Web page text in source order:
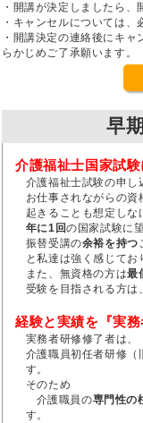
・開講が決定しましたら、
・キャンセルについては、
・開講決定の連絡後にキ
らかじめご了承願います。
早
介護福祉士国家試
介護福祉士試験の申し
お仕事されながらの
起きることも想定しな
年に1回の国家試験に
振替受講の余裕を持つ
と私達は強く感じてお
また、無資格の方は最
受験を目指される方は
経験と実績を『実
実務者研修修了者は、
介護職員初任者研修（
す。
そのため
介護職員の専門性の
す。